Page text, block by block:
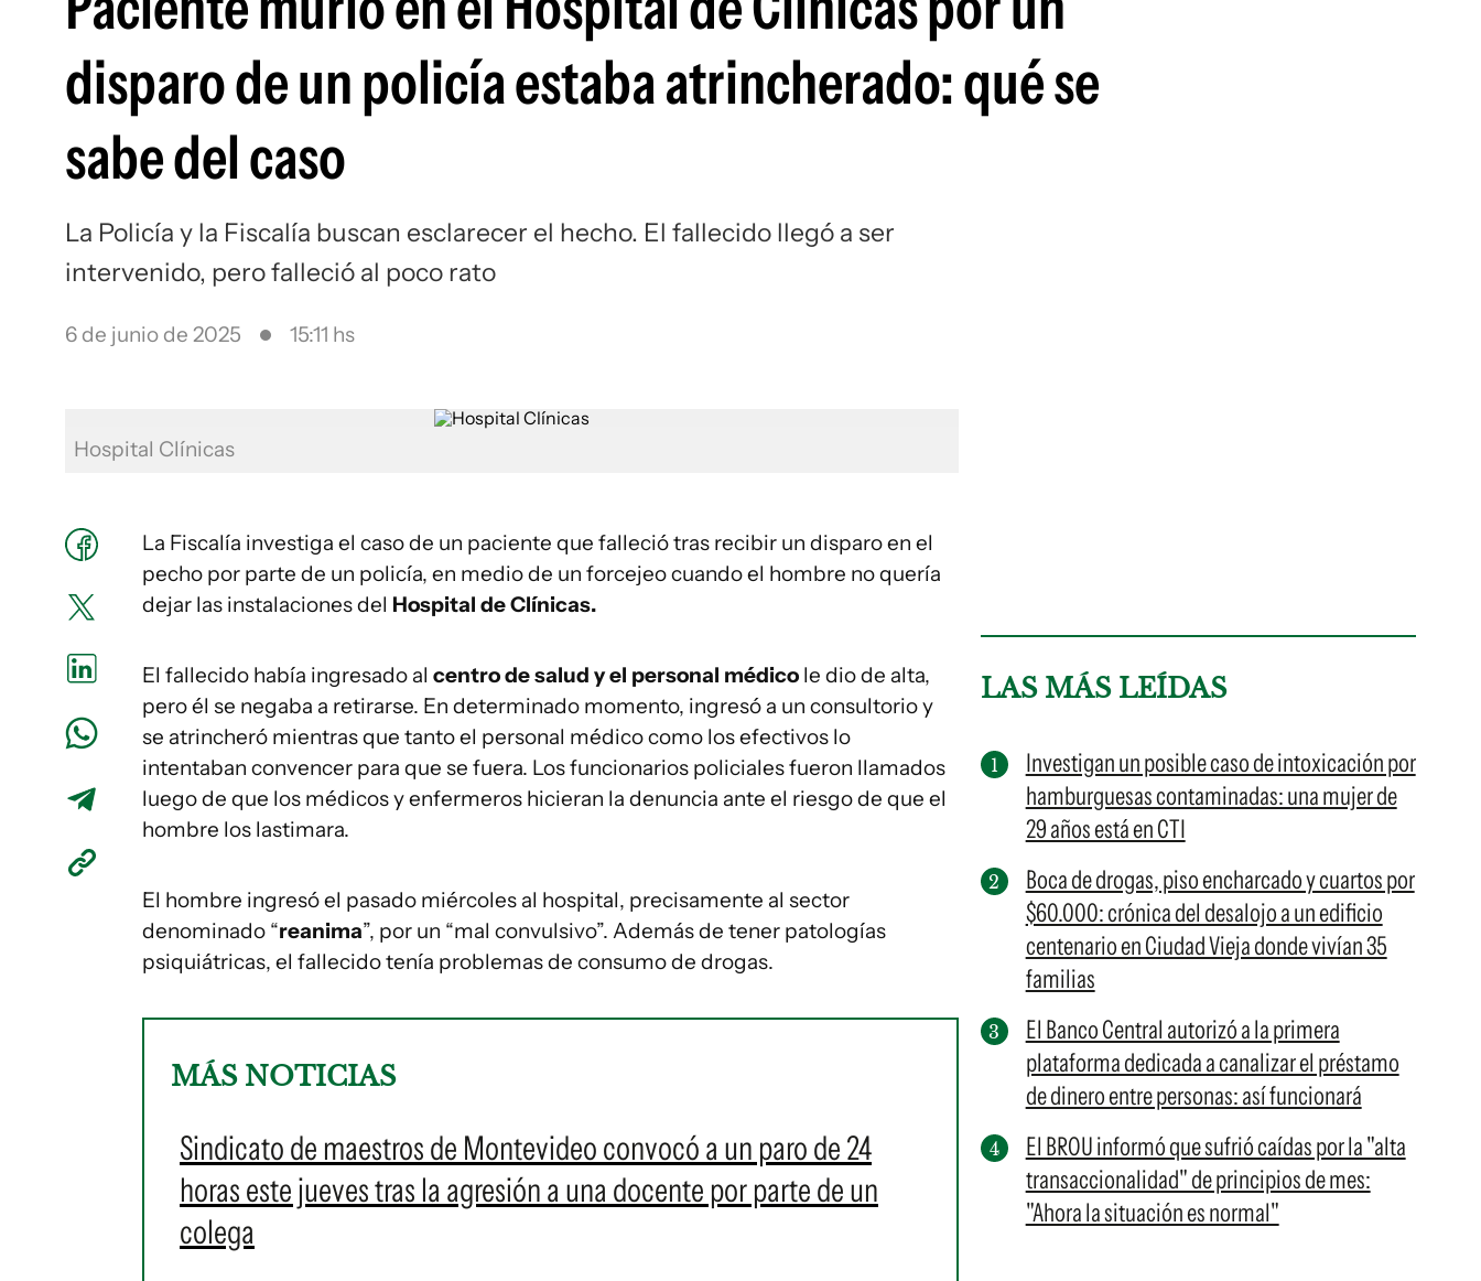
disparo de un policía estaba atrincherado: qué se
sabe del caso
La Policía y la Fiscalía buscan esclarecer el hecho. El fallecido llegó a ser
intervenido, pero falleció al poco rato
6 de junio de 2025 15:11 hs
Hospital Clínicas
La Fiscalía investiga el caso de un paciente que falleció tras recibir un disparo en el
pecho por parte de un policía, en medio de un forcejeo cuando el hombre no quería
dejar las instalaciones del Hospital de Clínicas.
El fallecido había ingresado al centro de salud y el personal médico le dio de alta,
pero él se negaba a retirarse. En determinado momento, ingresó a un consultorio y
se atrincheró mientras que tanto el personal médico como los efectivos lo
intentaban convencer para que se fuera. Los funcionarios policiales fueron llamados
luego de que los médicos y enfermeros hicieran la denuncia ante el riesgo de que el
hombre los lastimara.
El hombre ingresó el pasado miércoles al hospital, precisamente al sector
denominado “reanima”, por un “mal convulsivo”. Además de tener patologías
psiquiátricas, el fallecido tenía problemas de consumo de drogas.
MÁS NOTICIAS
Sindicato de maestros de Montevideo convocó a un paro de 24
horas este jueves tras la agresión a una docente por parte de un
colega
LAS MÁS LEÍDAS
Investigan un posible caso de intoxicación por
hamburguesas contaminadas: una mujer de
29 años está en CTI
Boca de drogas, piso encharcado y cuartos por
$60.000: crónica del desalojo a un edificio
centenario en Ciudad Vieja donde vivían 35
familias
El Banco Central autorizó a la primera
plataforma dedicada a canalizar el préstamo
de dinero entre personas: así funcionará
El BROU informó que sufrió caídas por la "alta
transaccionalidad" de principios de mes:
"Ahora la situación es normal"